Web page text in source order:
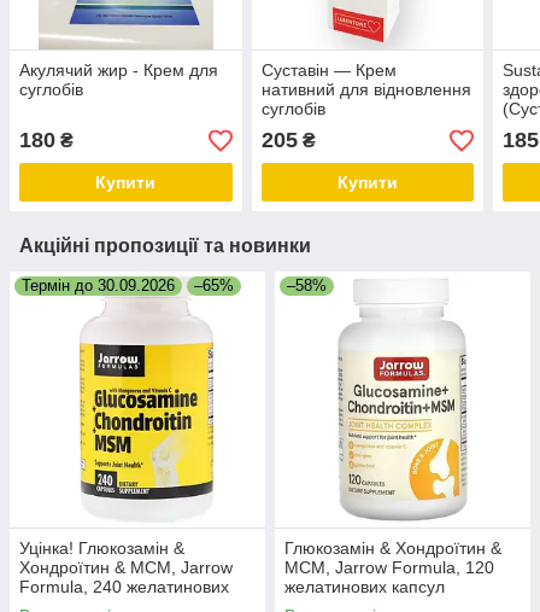
Акулячий жир - Крем для
суглобів
180 ₴
Купити
Суставін — Крем
нативний для відновлення
суглобів
205₴
Купити
185
Акційні пропозиції та новинки
Термін до 30.09.2026 –65%
Уцінка! Глюкозамін &
Хондроїтин & МСМ, Jarrow
Formula, 240 желатинових
капсул
–58%
Глюкозамін & Хондроїтин &
МСМ, Jarrow Formula, 120
желатинових капсул